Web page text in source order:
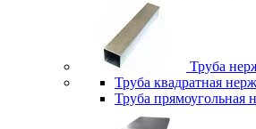
Труба
Труба квадратная
Труба прямоугольная